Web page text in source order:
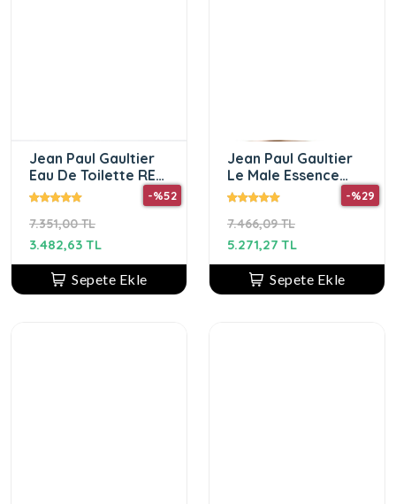
Jean Paul Gaultier
Eau De Toilette RED
BY 125 ML
7.351,00 TL
-%52
3.482,63 TL
Sepete Ekle
Jean Paul Gaultier
Le Male Essence
EDP 125 ml Erkek
7.466,09 TL
-%29
5.271,27 TL
Sepete Ekle